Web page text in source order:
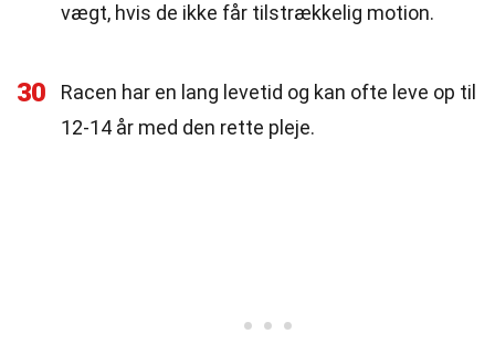
vægt, hvis de ikke får tilstrækkelig motion.
30
Racen har en lang levetid og kan ofte leve op til
12-14 år med den rette pleje.